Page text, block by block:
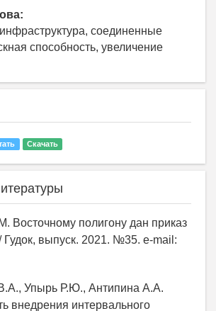
соединенные
способность, увеличение
Скачать
Восточному полигону дан приказ
Гудок, выпуск. 2021. №35. е-mail:
Упырь Р.Ю., Антипина А.А.
внедрения интервального